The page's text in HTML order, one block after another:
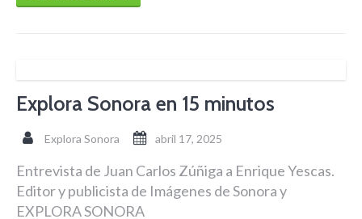
Explora Sonora en 15 minutos
Explora Sonora abril 17, 2025
Entrevista de Juan Carlos Zúñiga a Enrique Yescas.
Editor y publicista de Imágenes de Sonora y
EXPLORA SONORA